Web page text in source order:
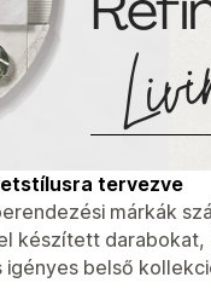
tervezve
márkák
készített darabokat,
igényes belső